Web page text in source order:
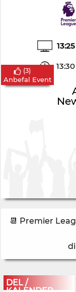
13:25
13:30
(3)
Anbefal Event
📆 Premier
DEL /